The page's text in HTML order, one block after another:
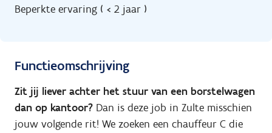
Beperkte ervaring ( < 2 jaar )
Functieomschrijving
Zit jij liever achter het stuur van een borstelwagen
dan op kantoor? Dan is deze job in Zulte misschien
jouw volgende rit! We zoeken een chauffeur C die